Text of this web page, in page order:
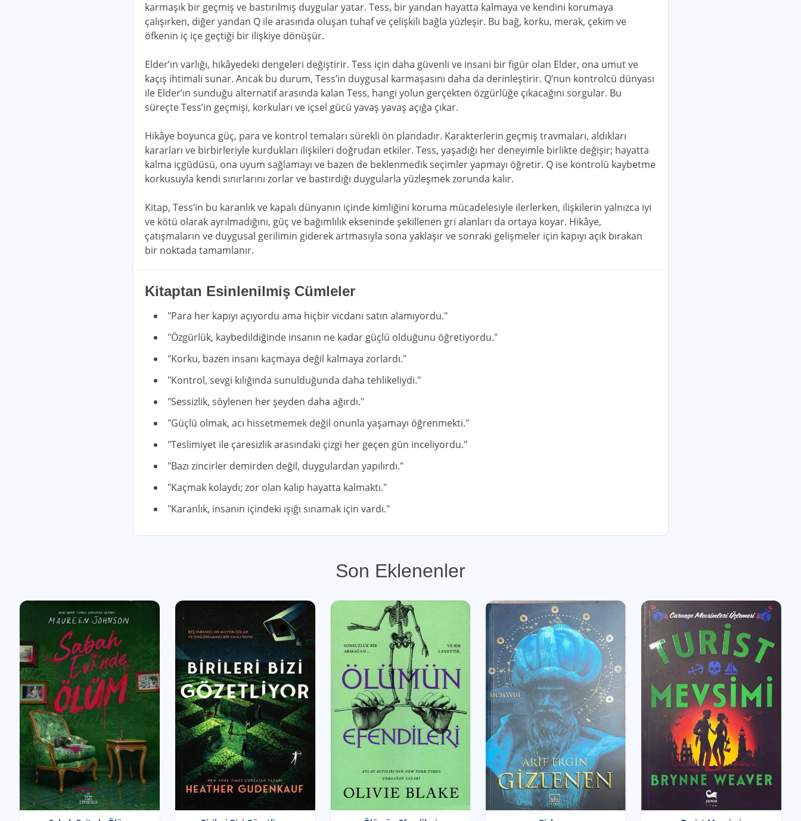
karmaşık bir geçmiş ve bastırılmış duygular yatar. Tess, bir yandan hayatta kalmaya ve kendini korumaya
çalışırken, diğer yandan Q ile arasında oluşan tuhaf ve çelişkili bağla yüzleşir. Bu bağ, korku, merak, çekim ve
öfkenin iç içe geçtiği bir ilişkiye dönüşür.
Elder’ın varlığı, hikâyedeki dengeleri değiştirir. Tess için daha güvenli ve insani bir figür olan Elder, ona umut ve
kaçış ihtimali sunar. Ancak bu durum, Tess’in duygusal karmaşasını daha da derinleştirir. Q’nun kontrolcü dünyası
ile Elder’ın sunduğu alternatif arasında kalan Tess, hangi yolun gerçekten özgürlüğe çıkacağını sorgular. Bu
süreçte Tess’in geçmişi, korkuları ve içsel gücü yavaş yavaş açığa çıkar.
Hikâye boyunca güç, para ve kontrol temaları sürekli ön plandadır. Karakterlerin geçmiş travmaları, aldıkları
kararları ve birbirleriyle kurdukları ilişkileri doğrudan etkiler. Tess, yaşadığı her deneyimle birlikte değişir; hayatta
kalma içgüdüsü, ona uyum sağlamayı ve bazen de beklenmedik seçimler yapmayı öğretir. Q ise kontrolü kaybetme
korkusuyla kendi sınırlarını zorlar ve bastırdığı duygularla yüzleşmek zorunda kalır.
Kitap, Tess’in bu karanlık ve kapalı dünyanın içinde kimliğini koruma mücadelesiyle ilerlerken, ilişkilerin yalnızca iyi
ve kötü olarak ayrılmadığını, güç ve bağımlılık ekseninde şekillenen gri alanları da ortaya koyar. Hikâye,
çatışmaların ve duygusal gerilimin giderek artmasıyla sona yaklaşır ve sonraki gelişmeler için kapıyı açık bırakan
bir noktada tamamlanır.
Kitaptan Esinlenilmiş Cümleler
"Para her kapıyı açıyordu ama hiçbir vicdanı satın alamıyordu."
"Özgürlük, kaybedildiğinde insanın ne kadar güçlü olduğunu öğretiyordu."
"Korku, bazen insanı kaçmaya değil kalmaya zorlardı."
"Kontrol, sevgi kılığında sunulduğunda daha tehlikeliydi."
"Sessizlik, söylenen her şeyden daha ağırdı."
"Güçlü olmak, acı hissetmemek değil onunla yaşamayı öğrenmekti."
"Teslimiyet ile çaresizlik arasındaki çizgi her geçen gün inceliyordu."
"Bazı zincirler demirden değil, duygulardan yapılırdı."
"Kaçmak kolaydı; zor olan kalıp hayatta kalmaktı."
"Karanlık, insanın içindeki ışığı sınamak için vardı."
Son Eklenenler